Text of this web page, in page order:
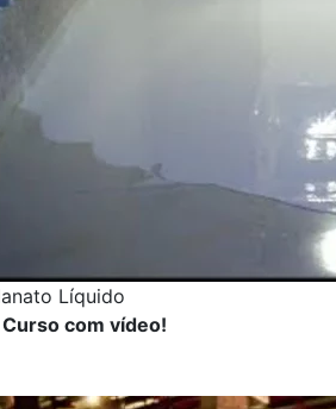
Líquido
Curso com vídeo!